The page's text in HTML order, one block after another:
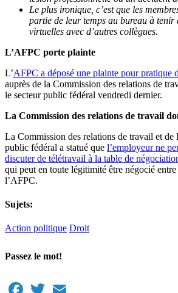
Le plus ironique, c’est que les
partie de leur temps au bureau à tenir
virtuelles avec d’autres collègues.
L’AFPC porte plainte
L’AFPC a déposé une plainte pour pratique
auprès de la Commission des relations de
le secteur public fédéral vendredi dernier.
La Commission des relations de travail
La Commission des relations de travail et de
public fédéral a statué que l’employeur ne
discuter de télétravail à la table de
qui peut en toute légitimité être négocié
l’AFPC.
Sujets:
Action politique Droit
Passez le mot!
Facebook
Twitter